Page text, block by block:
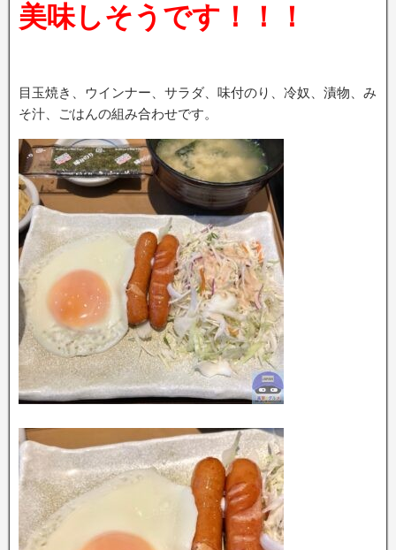
美味しそうです！！！
目玉焼き、ウインナー、サラダ、味付のり、冷奴、漬物、み
そ汁、ごはんの組み合わせです。